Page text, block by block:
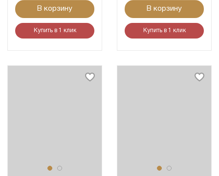
В корзину
Купить в 1 клик
В корзину
Купить в 1 клик